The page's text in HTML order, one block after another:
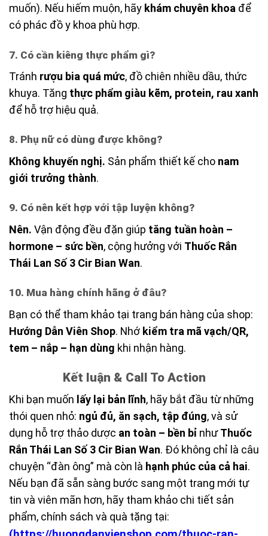
muốn). Nếu hiếm muộn, hãy khám chuyên khoa để
có phác đồ y khoa phù hợp.
7. Có cần kiêng thực phẩm gì?
Tránh rượu bia quá mức, đồ chiên nhiều dầu, thức
khuya. Tăng thực phẩm giàu kẽm, protein, rau xanh
để hỗ trợ hiệu quả.
8. Phụ nữ có dùng được không?
Không khuyến nghị. Sản phẩm thiết kế cho nam
giới trưởng thành.
9. Có nên kết hợp với tập luyện không?
Nên. Vận động đều đặn giúp tăng tuần hoàn –
hormone – sức bền, cộng hưởng với Thuốc Rắn
Thái Lan Số 3 Cir Bian Wan.
10. Mua hàng chính hãng ở đâu?
Bạn có thể tham khảo tại trang bán hàng của shop:
Hướng Dẫn Viên Shop. Nhớ kiểm tra mã vạch/QR,
tem – nắp – hạn dùng khi nhận hàng.
Kết luận & Call To Action
Khi bạn muốn lấy lại bản lĩnh, hãy bắt đầu từ những
thói quen nhỏ: ngủ đủ, ăn sạch, tập đúng, và sử
dụng hỗ trợ thảo dược an toàn – bền bỉ nhưThuốc
Rắn Thái Lan Số 3 Cir Bian Wan. Đó không chỉ là câu
chuyện “đàn ông” mà còn là hạnh phúc của cả hai.
Nếu bạn đã sẵn sàng bước sang một trang mới tự
tin và viên mãn hơn, hãy tham khảo chi tiết sản
phẩm, chính sách và quà tặng tại: